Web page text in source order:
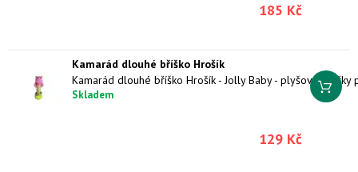
185 Kč
Kamarád dlouhé bříško Hrošík
Skladem
129 Kč